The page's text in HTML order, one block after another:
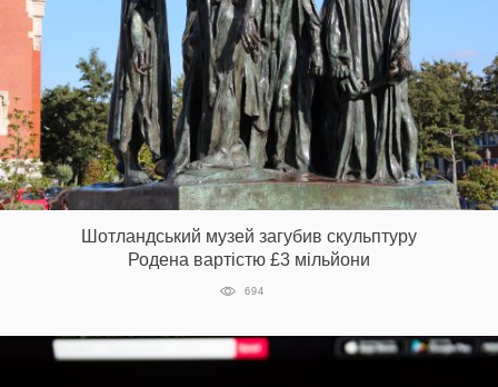
Шотландський музей загубив скульптуру
Родена вартістю £3 мільйони
694